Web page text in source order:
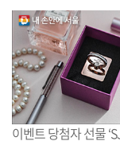
이벤트 당첨자 선물